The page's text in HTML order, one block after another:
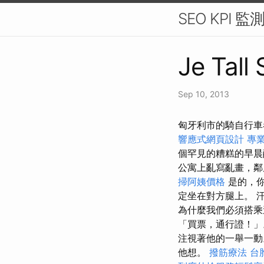
SEO KPI 監
Je Tall
Sep 10, 2013
匈牙利市的騎自行
響應式網頁設計 專
個罕見的糟糕的早
公寓上亂寫亂畫，
掃阿姨價格 是的，
定坐在對方腿上。
為什麼我們必須搭
「買票，通行證！
注視著他的一舉一
他想。 撥筋療法 台